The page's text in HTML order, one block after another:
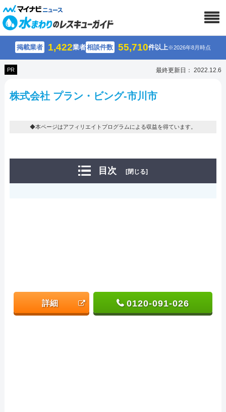
掲載業者 1,422業者相談件数 55,710件以上※2026年8月時点
PR 最終更新日： 2022.12.6
株式会社 プラン・ビング-市川市
◆本ページはアフィリエイトプログラムによる収益を得ています。
目次 [閉じる]
詳細 0120-091-026